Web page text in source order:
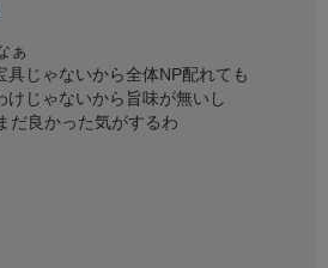
ぁ
具じゃないから全体NP配れても
けじゃないから旨味が無いし
だ良かった気がするわ